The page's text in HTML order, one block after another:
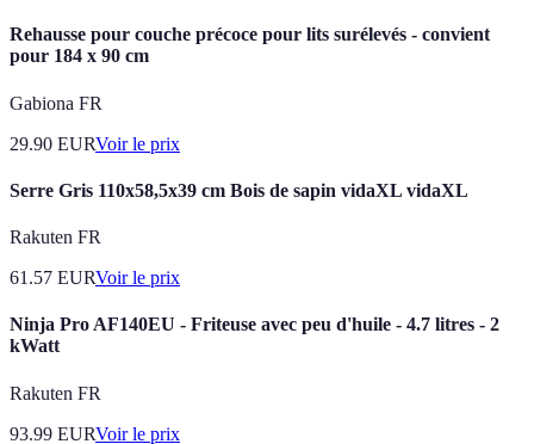
Rehausse pour couche précoce pour lits surélevés - convient
pour 184 x 90 cm
Gabiona FR
29.90 EURVoir le prix
Serre Gris 110x58,5x39 cm Bois de sapin vidaXL vidaXL
Rakuten FR
61.57 EURVoir le prix
Ninja Pro AF140EU - Friteuse avec peu d'huile - 4.7 litres - 2
kWatt
Rakuten FR
93.99 EURVoir le prix